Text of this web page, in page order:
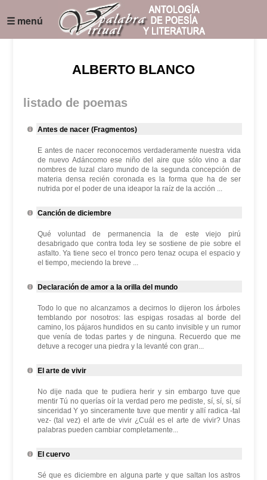
☰ menú
ALBERTO BLANCO
listado de poemas
Antes de nacer (Fragmentos)
E antes de nacer reconocemos verdaderamente nuestra vida
de nuevo Adáncomo ese niño del aire que sólo vino a dar
nombres de luzal claro mundo de la segunda concepción de
materia densa recién coronada es la forma que ha de ser
nutrida por el poder de una ideapor la raíz de la acción ...
Canción de diciembre
Qué voluntad de permanencia la de este viejo pirú
desabrigado que contra toda ley se sostiene de pie sobre el
asfalto. Ya tiene seco el tronco pero tenaz ocupa el espacio y
el tiempo, meciendo la breve ...
Declaración de amor a la orilla del mundo
Todo lo que no alcanzamos a decirnos lo dijeron los árboles
temblando por nosotros: las espigas rosadas al borde del
camino, los pájaros hundidos en su canto invisible y un rumor
que venía de todas partes y de ninguna. Recuerdo que me
detuve a recoger una piedra y la levanté con gran...
El arte de vivir
No dije nada que te pudiera herir y sin embargo tuve que
mentir Tú no querías oír la verdad pero me pediste, sí, sí, sí, sí
sinceridad Y yo sinceramente tuve que mentir y allí radica -tal
vez- (tal vez) el arte de vivir ¿Cuál es el arte de vivir? Unas
palabras pueden cambiar completamente...
El cuervo
Sé que es diciembre en alguna parte y que saltan los astros